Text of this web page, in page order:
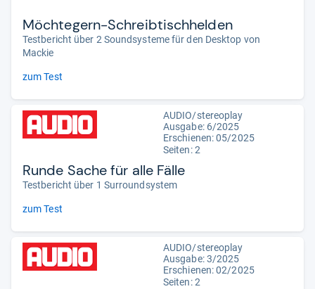
Möchtegern-Schreibtischhelden
Testbericht über 2 Soundsysteme für den Desktop von
Mackie
zum Test
AUDIO/stereoplay
Ausgabe: 6/2025
Erschienen: 05/2025
Seiten: 2
Runde Sache für alle Fälle
Testbericht über 1 Surroundsystem
zum Test
AUDIO/stereoplay
Ausgabe: 3/2025
Erschienen: 02/2025
Seiten: 2